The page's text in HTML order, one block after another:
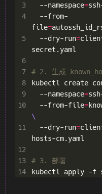
3
  --namespace
=
4
file=
5
  --dry-run
=
6
7
# 2. 生成
8
kubectl create
9
  --namespace
=
10
  --from-file
=
11
  --dry-run
=
12
13
# 3. 部署
14